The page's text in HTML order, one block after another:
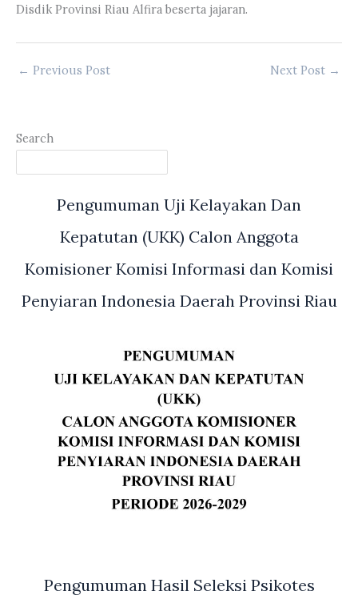
Disdik Provinsi Riau Alfira beserta jajaran.
← Previous Post Next Post →
Search
Pengumuman Uji Kelayakan Dan
Kepatutan (UKK) Calon Anggota
Komisioner Komisi Informasi dan Komisi
Penyiaran Indonesia Daerah Provinsi Riau
Pengumuman Hasil Seleksi Psikotes